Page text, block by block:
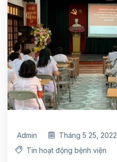
Admin
Tháng 5 25, 2022
Tin hoạt động bệnh viện